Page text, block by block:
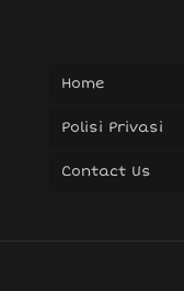
Home
Polisi Privasi
Contact Us